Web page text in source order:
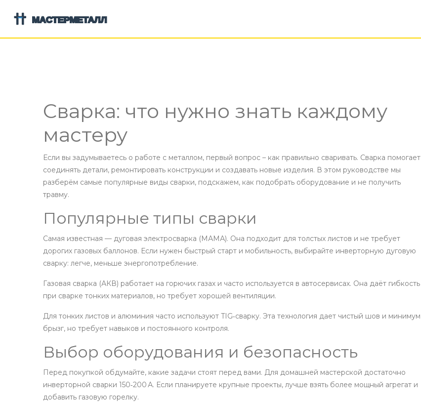
Сварка: что нужно знать каждому
мастеру
Если вы задумываетесь о работе с металлом, первый вопрос – как правильно сваривать. Сварка помогает
соединять детали, ремонтировать конструкции и создавать новые изделия. В этом руководстве мы
разберём самые популярные виды сварки, подскажем, как подобрать оборудование и не получить
травму.
Популярные типы сварки
Самая известная — дуговая электросварка (МАМА). Она подходит для толстых листов и не требует
дорогих газовых баллонов. Если нужен быстрый старт и мобильность, выбирайте инверторную дуговую
сварку: легче, меньше энергопотребление.
Газовая сварка (АКВ) работает на горючих газах и часто используется в автосервисах. Она даёт гибкость
при сварке тонких материалов, но требует хорошей вентиляции.
Для тонких листов и алюминия часто используют TIG‑сварку. Эта технология дает чистый шов и минимум
брызг, но требует навыков и постоянного контроля.
Выбор оборудования и безопасность
Перед покупкой обдумайте, какие задачи стоят перед вами. Для домашней мастерской достаточно
инверторной сварки 150‑200 А. Если планируете крупные проекты, лучше взять более мощный агрегат и
добавить газовую горелку.